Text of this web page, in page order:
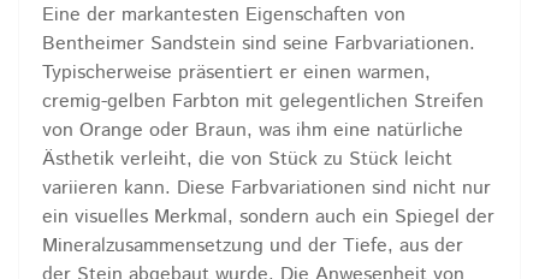
Eine der markantesten Eigenschaften von
Bentheimer Sandstein sind seine Farbvariationen.
Typischerweise präsentiert er einen warmen,
cremig-gelben Farbton mit gelegentlichen Streifen
von Orange oder Braun, was ihm eine natürliche
Ästhetik verleiht, die von Stück zu Stück leicht
variieren kann. Diese Farbvariationen sind nicht nur
ein visuelles Merkmal, sondern auch ein Spiegel der
Mineralzusammensetzung und der Tiefe, aus der